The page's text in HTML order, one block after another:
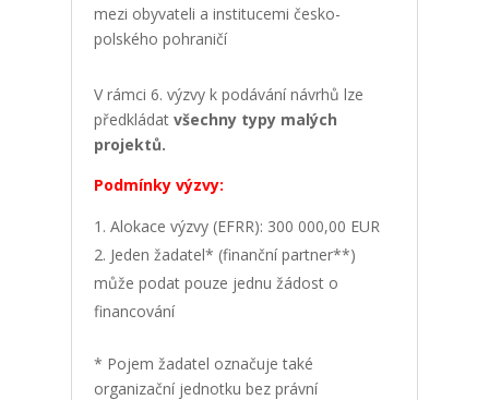
mezi obyvateli a institucemi česko-
polského pohraničí
V rámci 6. výzvy k podávání návrhů lze
předkládat všechny typy malých
projektů.
Podmínky výzvy:
Alokace výzvy (EFRR): 300 000,00 EUR
Jeden žadatel* (finanční partner**)
může podat pouze jednu žádost o
financování
* Pojem žadatel označuje také
organizační jednotku bez právní